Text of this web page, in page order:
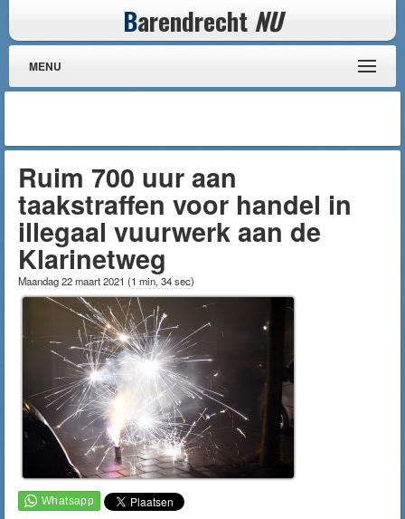
Barendrecht NU
MENU
Ruim 700 uur aan
taakstraffen voor handel in
illegaal vuurwerk aan de
Klarinetweg
Maandag 22 maart 2021 (1 min, 34 sec)